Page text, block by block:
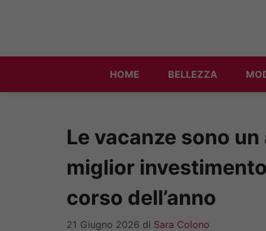
HOME BELLEZZA
Le vacanze sono
miglior
corso dell’anno
21 Giugno 2026 di Sara Colono